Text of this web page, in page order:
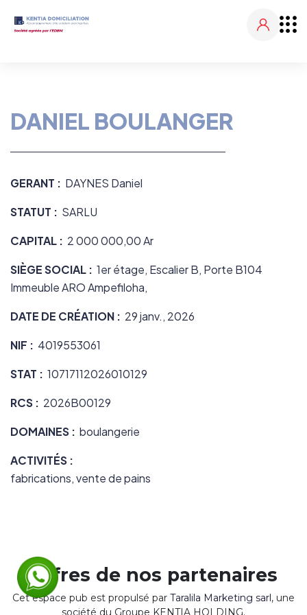
DANIEL BOULANGER
GERANT : DAYNES Daniel
STATUT : SARLU
CAPITAL : 2 000 000,00Ar
SIÈGE SOCIAL : 1er étage, Escalier B, Porte B104
Immeuble ARO Ampefiloha,
DATE DE CRÉATION : 29 janv., 2026
NIF : 4019553061
STAT : 10717112026010129
RCS : 2026B00129
DOMAINES : boulangerie
ACTIVITÉS :
fabrications, vente de pains